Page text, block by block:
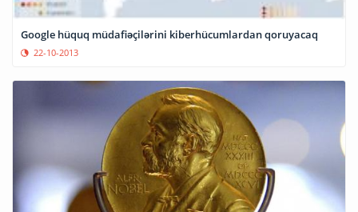
Google hüquq müdafiəçilərini kiberhücumlardan qoruyacaq
22-10-2013